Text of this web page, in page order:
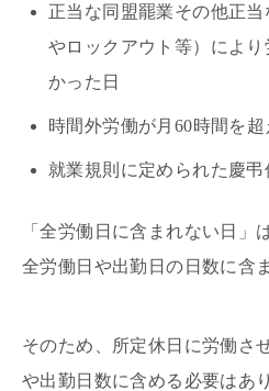
正当な同盟罷業その他正
やロックアウト等）によ
かった日
時間外労働が月60時間を
就業規則に定められた慶弔
「全労働日に含まれない日」
全労働日や出勤日の日数に含
そのため、所定休日に労働さ
や出勤日数に含める必要はあ